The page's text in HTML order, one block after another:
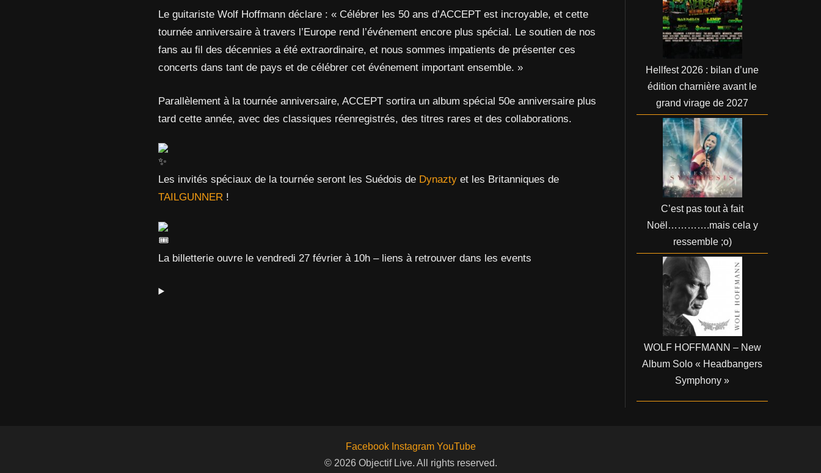
Le guitariste Wolf Hoffmann déclare : « Célébrer les 50 ans d’ACCEPT est incroyable, et cette
tournée anniversaire à travers l’Europe rend l’événement encore plus spécial. Le soutien de nos
fans au fil des décennies a été extraordinaire, et nous sommes impatients de présenter ces
concerts dans tant de pays et de célébrer cet événement important ensemble. »
Parallèlement à la tournée anniversaire, ACCEPT sortira un album spécial 50e anniversaire plus
tard cette année, avec des classiques réenregistrés, des titres rares et des collaborations.
Les invités spéciaux de la tournée seront les Suédois de Dynazty et les Britanniques de
TAILGUNNER !
La billetterie ouvre le vendredi 27 février à 10h – liens à retrouver dans les events
Hellfest 2026 : bilan d’une
édition charnière avant le
grand virage de 2027
C’est pas tout à fait
Noël………….mais cela y
ressemble ;o)
WOLF HOFFMANN – New
Album Solo « Headbangers
Symphony »
Facebook Instagram YouTube
© 2026 Objectif Live. All rights reserved.